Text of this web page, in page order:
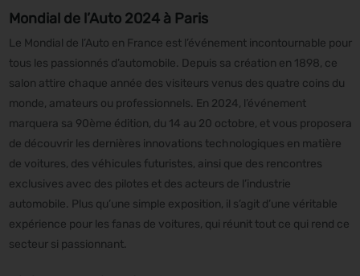
Mondial de l’Auto 2024 à Paris
Le Mondial de l’Auto en France est l’événement incontournable pour
tous les passionnés d’automobile. Depuis sa création en 1898, ce
salon attire chaque année des visiteurs venus des quatre coins du
monde, amateurs ou professionnels. En 2024, l’événement
marquera sa 90ème édition, du 14 au 20 octobre, et vous proposera
de découvrir les dernières innovations technologiques en matière
de voitures, des véhicules futuristes, ainsi que des rencontres
exclusives avec des pilotes et des acteurs de l’industrie
automobile. Plus qu’une simple exposition, il s’agit d’une véritable
expérience pour les fanas de voitures, qui réunit tout ce qui rend ce
secteur si passionnant.